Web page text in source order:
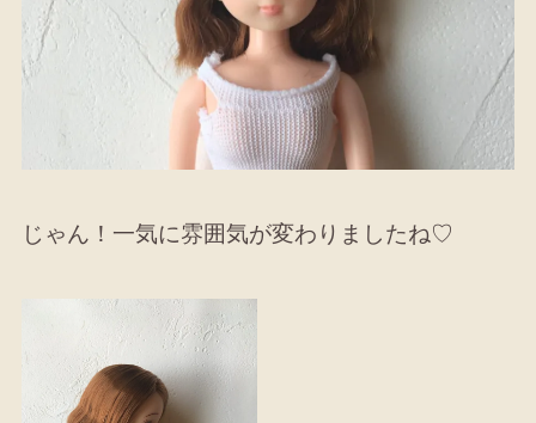
じゃん！一気に雰囲気が変わりましたね♡